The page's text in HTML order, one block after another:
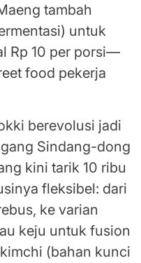
tambah
untuk
Rp 10 per porsi—
food pekerja
berevolusi jadi
Sindang-dong
kini tarik 10 ribu
fleksibel: dari
ke varian
keju untuk fusion
(bahan kunci